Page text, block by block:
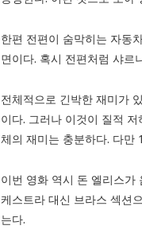
한편 전편이 숨막히는 자동
면이다. 혹시 전편처럼 샤르
전체적으로 긴박한 재미가
이다. 그러나 이것이 질적
체의 재미는 충분하다. 다만
이번 영화 역시 돈 엘리스가
케스트라 대신 브라스 섹션
는다.